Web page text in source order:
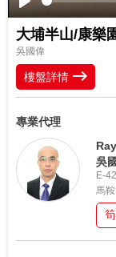
Play
大埔半山/康樂
吳國偉
樓盤詳情
專業代理
吳
E-
馬